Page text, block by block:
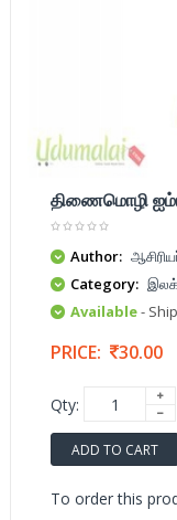
திணைமொழி
Author:
Category:
Available-
PRICE: 30.00
Qty:
ADD TO CART
To order this